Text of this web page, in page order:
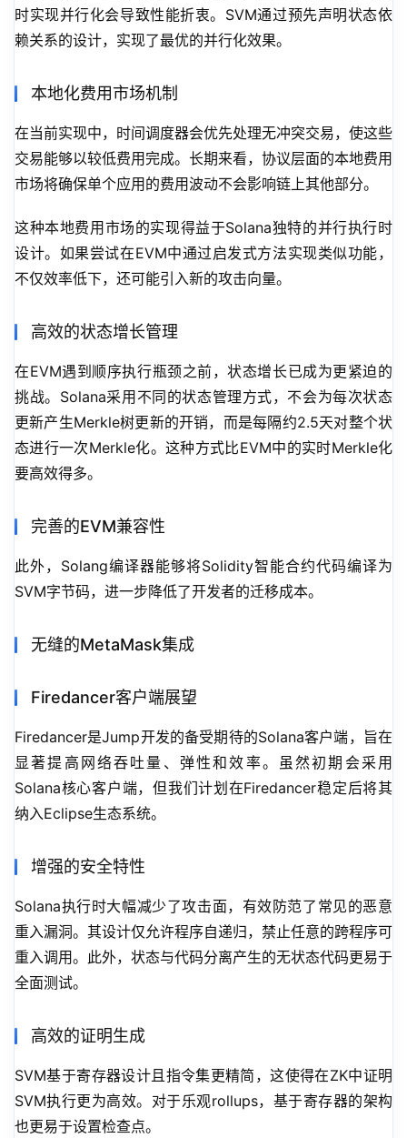
时实现并行化会导致性能折衷。SVM通过预先声明状态依
赖关系的设计，实现了最优的并行化效果。
本地化费用市场机制
在当前实现中，时间调度器会优先处理无冲突交易，使这些
交易能够以较低费用完成。长期来看，协议层面的本地费用
市场将确保单个应用的费用波动不会影响链上其他部分。
这种本地费用市场的实现得益于Solana独特的并行执行时
设计。如果尝试在EVM中通过启发式方法实现类似功能，
不仅效率低下，还可能引入新的攻击向量。
高效的状态增长管理
在EVM遇到顺序执行瓶颈之前，状态增长已成为更紧迫的
挑战。Solana采用不同的状态管理方式，不会为每次状态
更新产生Merkle树更新的开销，而是每隔约2.5天对整个状
态进行一次Merkle化。这种方式比EVM中的实时Merkle化
要高效得多。
完善的EVM兼容性
此外，Solang编译器能够将Solidity智能合约代码编译为
SVM字节码，进一步降低了开发者的迁移成本。
无缝的MetaMask集成
Firedancer客户端展望
Firedancer是Jump开发的备受期待的Solana客户端，旨在
显著提高网络吞吐量、弹性和效率。虽然初期会采用
Solana核心客户端，但我们计划在Firedancer稳定后将其
纳入Eclipse生态系统。
增强的安全特性
Solana执行时大幅减少了攻击面，有效防范了常见的恶意
重入漏洞。其设计仅允许程序自递归，禁止任意的跨程序可
重入调用。此外，状态与代码分离产生的无状态代码更易于
全面测试。
高效的证明生成
SVM基于寄存器设计且指令集更精简，这使得在ZK中证明
SVM执行更为高效。对于乐观rollups，基于寄存器的架构
也更易于设置检查点。